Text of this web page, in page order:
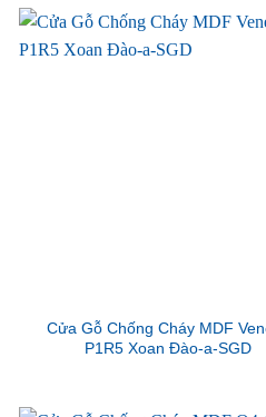
Cửa Gỗ Chống Cháy MDF
P1R5 Xoan Đào-a-SGD